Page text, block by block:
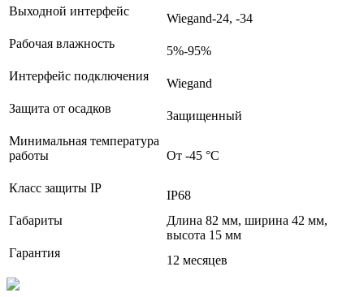
Выходной интерфейс
Wiegand-24, -34
Рабочая влажность
5%-95%
Интерфейс подключения
Wiegand
Защита от осадков
Защищенный
Минимальная температура
работы
От -45 °С
Класс защиты IP
IP68
Габариты
Длина 82 мм, ширина 42 мм,
высота 15 мм
Гарантия
12 месяцев